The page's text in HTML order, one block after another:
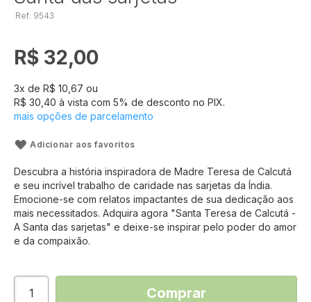
Galeria
imagens
da
de
imagens
Ref: 9543
R$ 32,00
3x de R$ 10,67 ou
R$ 30,40 à vista com 5% de desconto no PIX.
mais opções de parcelamento
Adicionar aos favoritos
Descubra a história inspiradora de Madre Teresa de Calcutá
e seu incrível trabalho de caridade nas sarjetas da Índia.
Emocione-se com relatos impactantes de sua dedicação aos
mais necessitados. Adquira agora "Santa Teresa de Calcutá -
A Santa das sarjetas" e deixe-se inspirar pelo poder do amor
e da compaixão.
Comprar